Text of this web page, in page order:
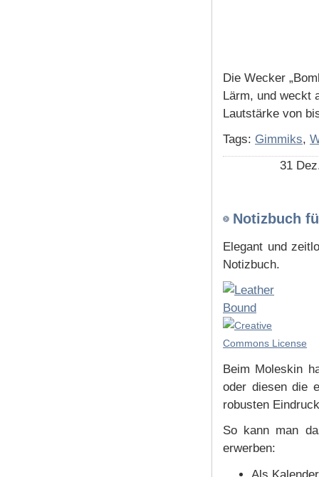
Die Wecker
Lärm, und weckt
Lautstärke von
Tags: Gimmiks,
31
Notizbuch
Elegant und
Notizbuch.
Beim Moleskin
oder diesen die
robusten
So kann man
erwerben:
Als Kalender